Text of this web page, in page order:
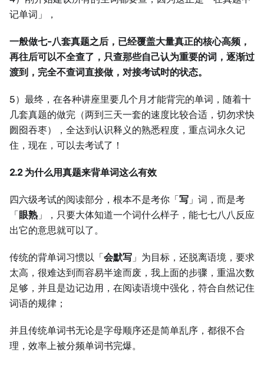
记单词」，
一般做七-八套真题之后，已经覆盖大量真正的核心高频，
再往后可以不全查了，只查那些自己认为重要的词，逐渐过
渡到，完全不查词直接做，对接考试时的状态。
5）最终，在各种讲座里要几个月才能背完的单词，随着十
几套真题的做完（两到三天一套的速度比较合适，切勿求快
囫囵吞枣），全达到认识释义的熟悉程度，重点词永久记
住，现在，可以去考试了！
2.2 为什么用真题来背单词这么有效
四六级考试的阅读部分，根本不是考你「 写 」词，而是考
「 眼熟 」，只要大体知道一个词什么样子，能七七八八反应
出它的意思就可以了。
传统的背单词习惯以「 会默写 」为目标，还脱离语境，要求
太高，很难达到而容易半途而废，我上面的步骤，重温次数
足够，并且是边记边用，在阅读语境中强化，符合自然记住
词语的规律；
并且传统单词书无论是字母顺序还是简单乱序，都很不合
理，效率上被分频单词书完爆。